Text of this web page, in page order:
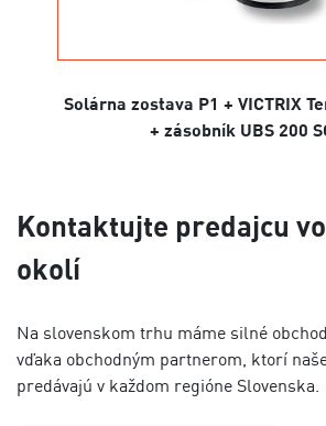
Solárna zostava P1 + VICTRIX
+ zásobník UBS 200
Kontaktujte predajcu
okolí
Na slovenskom trhu máme silné
vďaka obchodným partnerom, ktorí
predávajú v každom regióne Slovenska.